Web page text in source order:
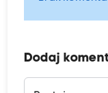
Dodaj